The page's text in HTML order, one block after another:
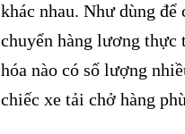
khác nhau. Như dùng để
chuyển hàng lương
hóa nào có số lượng
chiếc xe tải chở hàng